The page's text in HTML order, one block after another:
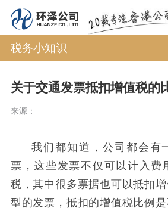
税务小知识
关于交通发票抵扣增值税的
来源：
我们都知道，公司都会有
票，这些发票不仅可以计入费
税，其中很多票据也可以抵扣
型的发票，抵扣的增值税比例